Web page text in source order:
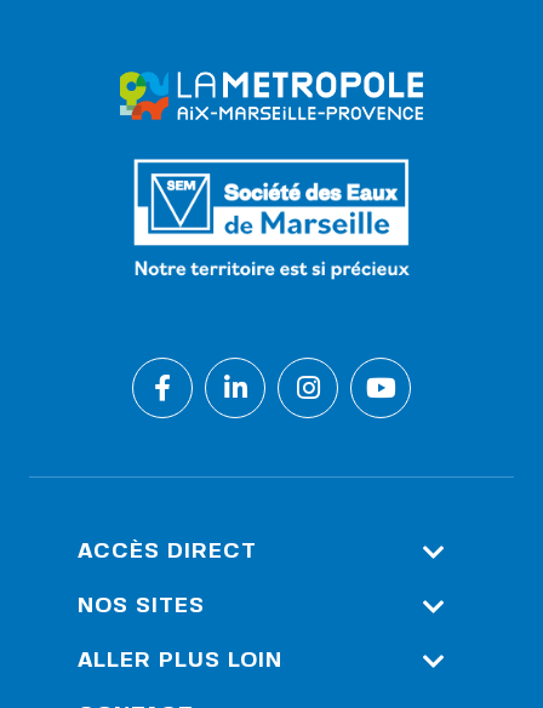
ACCÈS DIRECT
Espace Client
NOS SITES
Société Des Eaux De
ALLER PLUS LOIN